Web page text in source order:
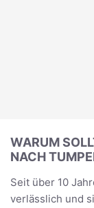
WARUM
NACH
Seit über 10
verlässlich und